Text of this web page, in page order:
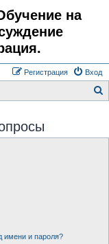
на
Вход
Регистрация
с
имени и пароля?